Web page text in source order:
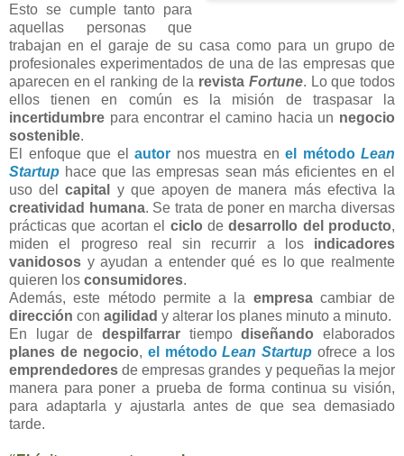
Esto se cumple tanto para
aquellas personas que
trabajan en el garaje de su casa como para un grupo de
profesionales experimentados de una de las empresas que
aparecen en el ranking de la revista Fortune. Lo que todos
ellos tienen en común es la misión de traspasar la
incertidumbre para encontrar el camino hacia un negocio
sostenible.
El enfoque que el autor nos muestra en el método Lean
Startup hace que las empresas sean más eficientes en el
uso delcapital
y que apoyen de manera más efectiva la
creatividad humana. Se trata de poner en marcha diversas
prácticas que acortan el ciclo dedesarrollo del producto,
miden el progreso real sin recurrir a los indicadores
vanidosos y ayudan a entender qué es lo que realmente
quieren los consumidores.
Además, este método permite a la empresacambiar de
dirección con agilidad y alterar los planes minuto a minuto.
En lugar de despilfarrar tiempodiseñando elaborados
planes de negocio, el métodoLean Startup ofrece a los
emprendedores de empresas grandes y pequeñas la mejor
manera para poner a prueba de forma continua su visión,
para adaptarla y ajustarla antes de que sea demasiado
tarde.